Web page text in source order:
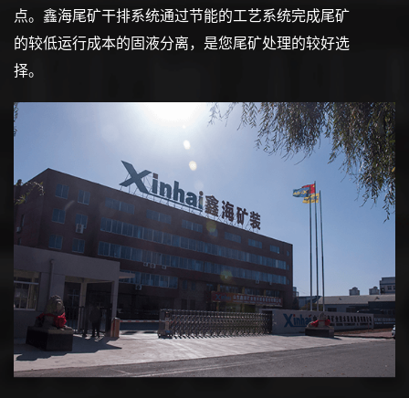
点。鑫海尾矿干排系统通过节能的工艺系统完成尾矿
的较低运行成本的固液分离，是您尾矿处理的较好选
择。